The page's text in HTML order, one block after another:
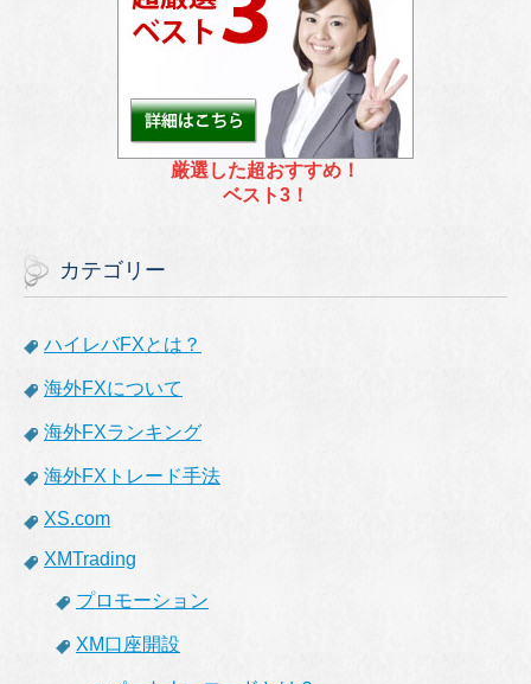
厳選した超おすすめ！
ベスト3！
カテゴリー
ハイレバFXとは？
海外FXについて
海外FXランキング
海外FXトレード手法
XS.com
XMTrading
プロモーション
XM口座開設